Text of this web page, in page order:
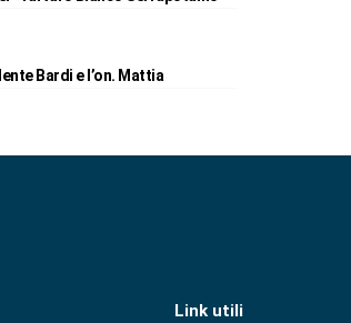
Bardi e l’on. Mattia
Link utili